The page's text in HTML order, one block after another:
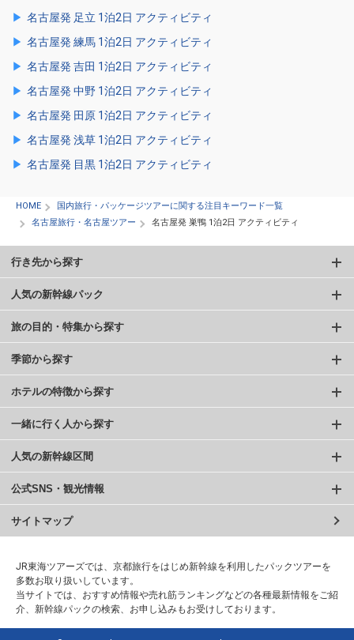
名古屋発 足立 1泊2日 アクティビティ
名古屋発 練馬 1泊2日 アクティビティ
名古屋発 吉田 1泊2日 アクティビティ
名古屋発 中野 1泊2日 アクティビティ
名古屋発 田原 1泊2日 アクティビティ
名古屋発 浅草 1泊2日 アクティビティ
名古屋発 目黒 1泊2日 アクティビティ
HOME
国内旅行・パッケージツアーに関する注目キーワード一覧
名古屋旅行・名古屋ツアー
名古屋発 巣鴨 1泊2日 アクティビティ
行き先から探す
人気の新幹線パック
旅の目的・特集から探す
季節から探す
ホテルの特徴から探す
一緒に行く人から探す
人気の新幹線区間
公式SNS・観光情報
サイトマップ
JR東海ツアーズでは、京都旅行をはじめ新幹線を利用したパックツアーを
多数お取り扱いしています。
当サイトでは、おすすめ情報や売れ筋ランキングなどの各種最新情報をご紹
介、新幹線パックの検索、お申し込みもお受けしております。